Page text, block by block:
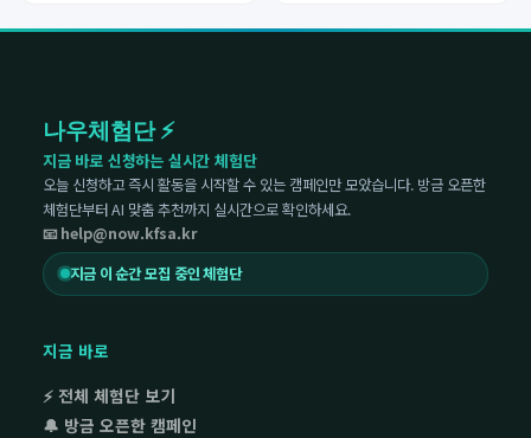
나우체험단 ⚡
지금 바로 신청하는 실시간 체험단
오늘 신청하고 즉시 활동을 시작할 수 있는 캠페인만 모았습니다. 방금 오픈한
체험단부터 AI 맞춤 추천까지 실시간으로 확인하세요.
📧 help@now.kfsa.kr
지금 이 순간 모집 중인 체험단
지금 바로
⚡ 전체 체험단 보기
🔔 방금 오픈한 캠페인